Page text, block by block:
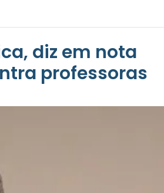
diz em nota
professoras